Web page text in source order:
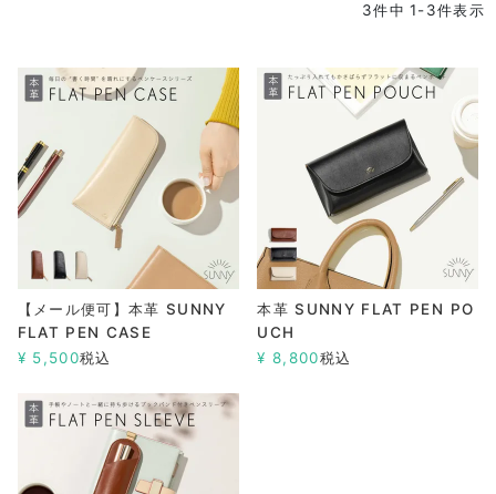
3件中 1-3件表示
【メール便可】本革 SUNNY
FLAT PEN CASE
¥ 5,500税込
本革 SUNNY FLAT PEN PO
UCH
¥ 8,800税込